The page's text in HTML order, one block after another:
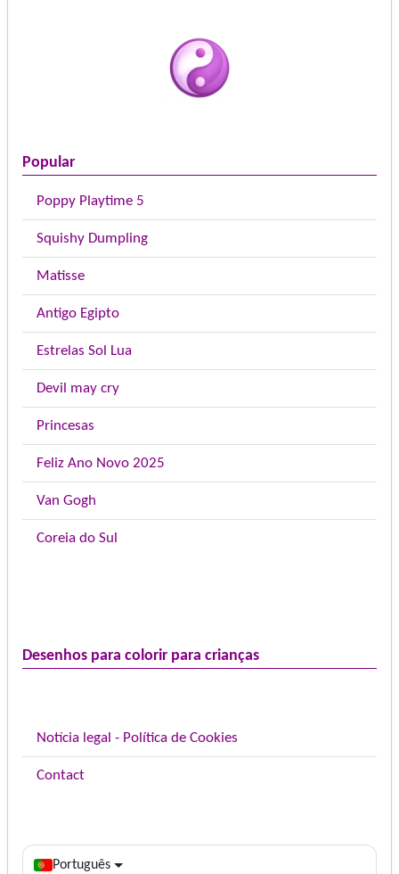
Popular
Poppy Playtime 5
Squishy Dumpling
Matisse
Antigo Egipto
Estrelas Sol Lua
Devil may cry
Princesas
Feliz Ano Novo 2025
Van Gogh
Coreia do Sul
Desenhos para colorir para crianças
Notícia legal - Política de Cookies
Contact
Português